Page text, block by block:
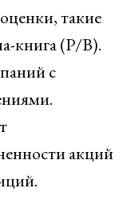
такие
книга (P/B).
с
акций